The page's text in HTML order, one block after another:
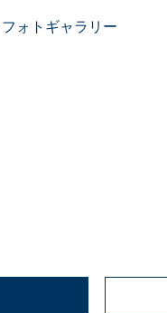
フォトギャラリー